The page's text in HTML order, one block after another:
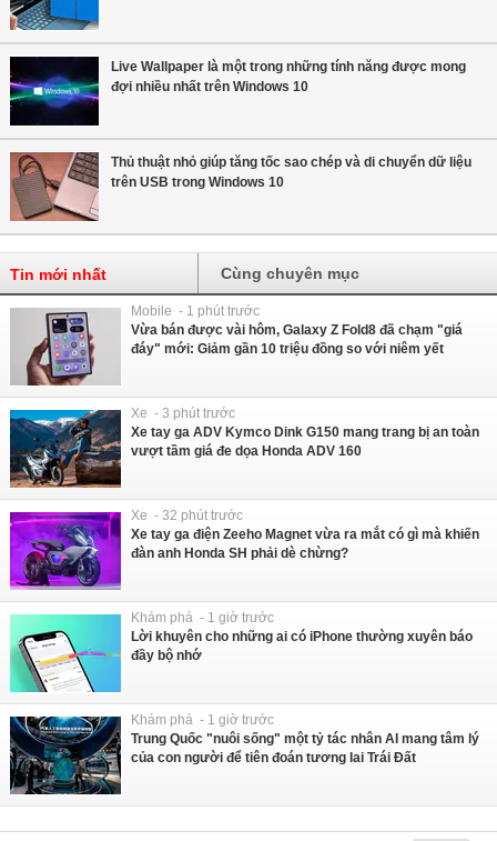
Live Wallpaper là một trong những tính năng được mong
đợi nhiều nhất trên Windows 10
Thủ thuật nhỏ giúp tăng tốc sao chép và di chuyển dữ liệu
trên USB trong Windows 10
Tin mới nhất Cùng chuyên mục
Mobile - 1 phút trước
Vừa bán được vài hôm, Galaxy Z Fold8 đã chạm "giá
đáy" mới: Giảm gần 10 triệu đồng so với niêm yết
Xe - 3 phút trước
Xe tay ga ADV Kymco Dink G150 mang trang bị an toàn
vượt tầm giá đe dọa Honda ADV 160
Xe - 32 phút trước
Xe tay ga điện Zeeho Magnet vừa ra mắt có gì mà khiến
đàn anh Honda SH phải dè chừng?
Khám phá - 1 giờ trước
Lời khuyên cho những ai có iPhone thường xuyên báo
đầy bộ nhớ
Khám phá - 1 giờ trước
Trung Quốc "nuôi sống" một tỷ tác nhân AI mang tâm lý
của con người để tiên đoán tương lai Trái Đất